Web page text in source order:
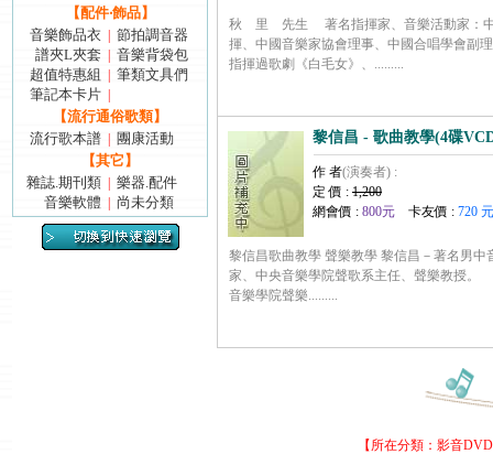
【配件‧飾品】
音樂飾品衣
節拍調音器
譜夾L夾套
音樂背袋包
超值特惠組
筆類文具們
筆記本卡片
【流行通俗歌類】
流行歌本譜
團康活動
【其它】
雜誌.期刊類
樂器.配件
音樂軟體
尚未分類
秋 里 先生 著名指揮家、音樂活動家：中
揮、中國音樂家協會理事、中國合唱學會
指揮過歌劇《白毛女》、.........
黎信昌 - 歌曲教學(4碟
作 者(演奏者) :
定 價 : 1,200
網會價 : 800元 卡友價 : 720 元
黎信昌歌曲教學 聲樂教學 黎信昌－著名男中
家、中央音樂學院聲歌系主任、聲樂教授
音樂學院聲樂.........
【所在分類： 影音